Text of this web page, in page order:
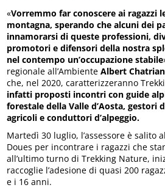
«Vorremmo far conoscere ai ragazzi
montagna, sperando che alcuni dei
innamorarsi di queste professioni,
promotori e difensori della nostra
nel contempo un’occupazione stabile
regionale all’AmbienteAlbert Chatrian
che, nel 2020, caratterizzeranno
infatti proposti incontri con guide
forestale della Valle d’Aosta,
agricoli e conduttori d’alpeggio.
Martedì 30 luglio, l’assessore è salito
Doues per incontrare i ragazzi che
all’ultimo turno di Trekking Nature,
raccoglie l’adesione di quasi 200
e i 16 anni.